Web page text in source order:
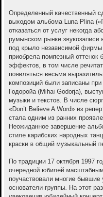
Определенный качественный
выходом альбома Luna Plina
отказаться от услуг некогда
румынском рынке
под крыло независимой
приобрела помпезный оттенок
эффектов, в том числе
появляться весьма
композиций были записаны
Годоройа (Mihai Godorja),
музыки и текстов. В числе
«Don’t Believe A Word» из
стала одним из ранних
Неожиданное завершение
стиле карибских народных
краски в общий музыкальный
По традиции 17 октября 1997
очередной юбилей
поучаствовали многие бывшие
основатели группы. На этот